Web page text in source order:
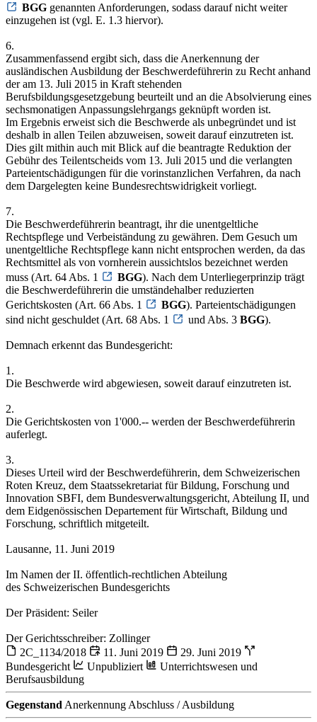
BGG genannten Anforderungen, sodass darauf nicht weiter
einzugehen ist (vgl. E. 1.3 hiervor).
6.
Zusammenfassend ergibt sich, dass die Anerkennung der
ausländischen Ausbildung der Beschwerdeführerin zu Recht anhand
der am 13. Juli 2015 in Kraft stehenden
Berufsbildungsgesetzgebung beurteilt und an die Absolvierung eines
sechsmonatigen Anpassungslehrgangs geknüpft worden ist.
Im Ergebnis erweist sich die Beschwerde als unbegründet und ist
deshalb in allen Teilen abzuweisen, soweit darauf einzutreten ist.
Dies gilt mithin auch mit Blick auf die beantragte Reduktion der
Gebühr des Teilentscheids vom 13. Juli 2015 und die verlangten
Parteientschädigungen für die vorinstanzlichen Verfahren, da nach
dem Dargelegten keine Bundesrechtswidrigkeit vorliegt.
7.
Die Beschwerdeführerin beantragt, ihr die unentgeltliche
Rechtspflege und Verbeiständung zu gewähren. Dem Gesuch um
unentgeltliche Rechtspflege kann nicht entsprochen werden, da das
Rechtsmittel als von vornherein aussichtslos bezeichnet werden
muss (Art. 64 Abs. 1
BGG). Nach dem Unterliegerprinzip trägt
die Beschwerdeführerin die umständehalber reduzierten
Gerichtskosten (Art. 66 Abs. 1
BGG). Parteientschädigungen
sind nicht geschuldet (Art. 68 Abs. 1
und Abs. 3 BGG).
Demnach erkennt das Bundesgericht:
1.
Die Beschwerde wird abgewiesen, soweit darauf einzutreten ist.
2.
Die Gerichtskosten von 1'000.-- werden der Beschwerdeführerin
auferlegt.
3.
Dieses Urteil wird der Beschwerdeführerin, dem Schweizerischen
Roten Kreuz, dem Staatssekretariat für Bildung, Forschung und
Innovation SBFI, dem Bundesverwaltungsgericht, Abteilung II, und
dem Eidgenössischen Departement für Wirtschaft, Bildung und
Forschung, schriftlich mitgeteilt.
Lausanne, 11. Juni 2019
Im Namen der II. öffentlich-rechtlichen Abteilung
des Schweizerischen Bundesgerichts
Der Präsident: Seiler
Der Gerichtsschreiber: Zollinger
2C_1134/2018
11. Juni 2019
29. Juni 2019
Bundesgericht
Unpubliziert
Unterrichtswesen und
Berufsausbildung
Gegenstand Anerkennung Abschluss / Ausbildung